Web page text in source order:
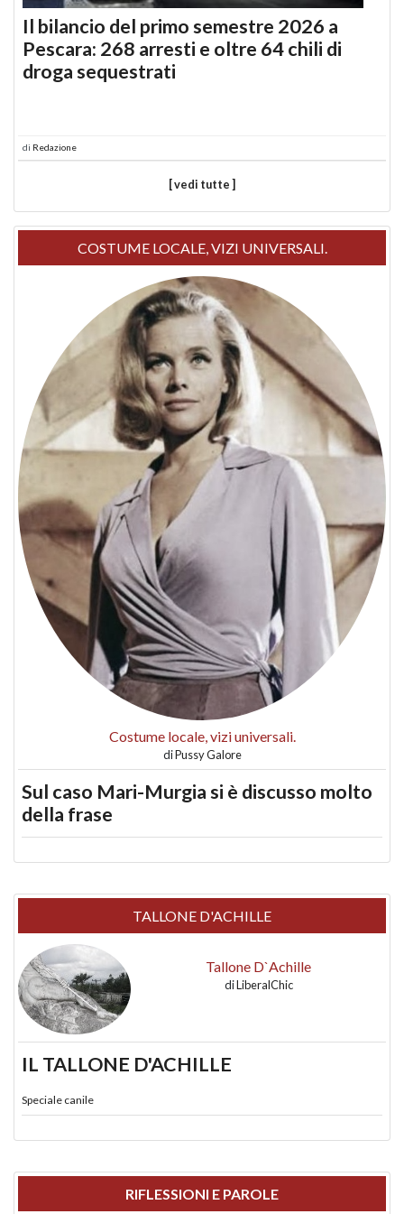
Il bilancio del primo semestre 2026 a
Pescara: 268 arresti e oltre 64 chili di
droga sequestrati
di Redazione
[ vedi tutte ]
COSTUME LOCALE, VIZI UNIVERSALI.
Costume locale, vizi universali.
diPussy Galore
Sul caso Mari-Murgia si è discusso molto
della frase
TALLONE D'ACHILLE
Tallone D`Achille
diLiberalChic
IL TALLONE D'ACHILLE
Speciale canile
RIFLESSIONI E PAROLE